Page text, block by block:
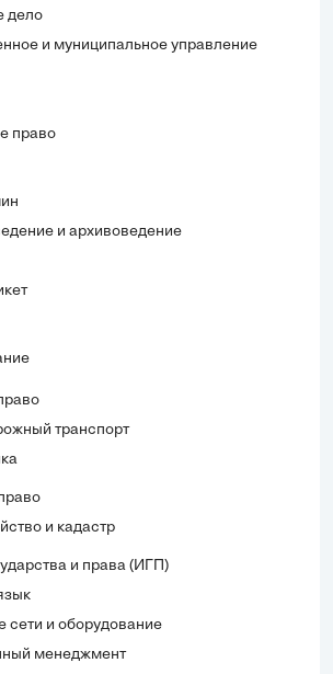
дело
и муниципальное управление
право
и архивоведение
транспорт
и кадастр
и права (ИГП)
сети и оборудование
менеджмент